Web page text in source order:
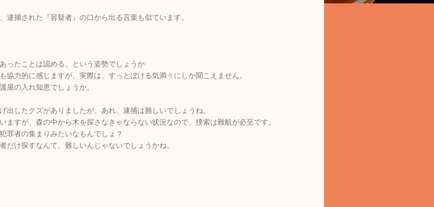
逮捕された『容疑者』の口から出る言葉も似ています。
ったことは認める、という姿勢でしょうか
協力的に感じますが、実際は、すっとぼける気満々にしか聞こえません。
屋の入れ知恵でしょうか。
出したクズがありましたが、あれ、逮捕は難しいでしょうね。
ますが、森の中から木を探さなきゃならない状況なので、捜索は難航が必至です。
罪者の集まりみたいなもんでしょ？
だけ探すなんて、難しいんじゃないでしょうかね。